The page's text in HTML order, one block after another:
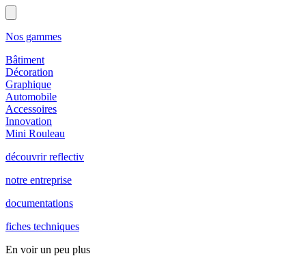
Nos gammes
Bâtiment
Décoration
Graphique
Automobile
Accessoires
Innovation
Mini Rouleau
découvrir reflectiv
notre entreprise
documentations
fiches techniques
En voir un peu plus